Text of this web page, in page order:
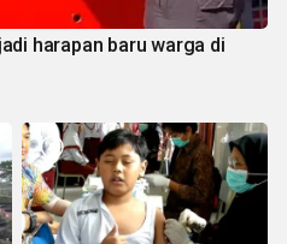
harapan baru warga di